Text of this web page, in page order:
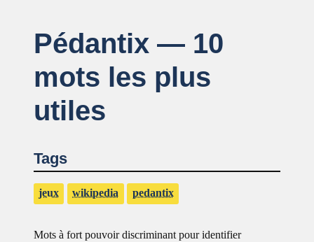
Pédantix — 10
mots les plus
utiles
Tags
jeux wikipedia pedantix
Mots à fort pouvoir discriminant pour identifier